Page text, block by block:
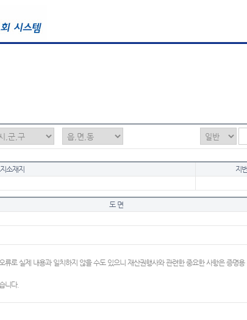
소재지 지번
도 면
류로 실제 내용과 일치하지 않을 수도 있으니 재산권행사와 관련한 중요한 사항은 증명
니다.